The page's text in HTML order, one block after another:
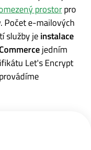
prostorpro
Počet e-mailových
služby jeinstalace
jedním
Let's Encrypt